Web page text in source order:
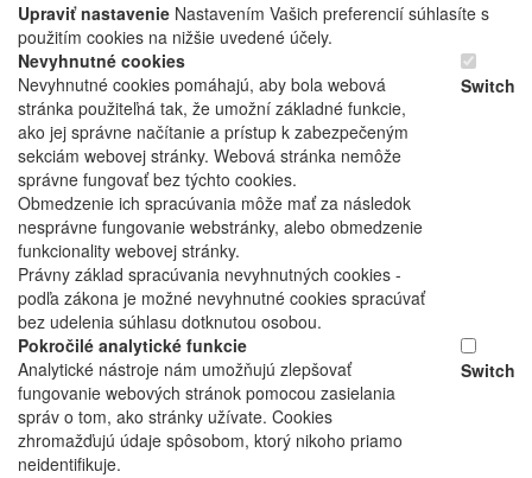
Upraviť nastavenie Nastavením Vašich preferencií súhlasíte s
použitím cookies na nižšie uvedené účely.
Nevyhnutné cookies
Nevyhnutné cookies pomáhajú, aby bola webová
stránka použiteľná tak, že umožní základné funkcie,
ako jej správne načítanie a prístup k zabezpečeným
sekciám webovej stránky. Webová stránka nemôže
správne fungovať bez týchto cookies.
Obmedzenie ich spracúvania môže mať za následok
nesprávne fungovanie webstránky, alebo obmedzenie
funkcionality webovej stránky.
Právny základ spracúvania nevyhnutných cookies -
podľa zákona je možné nevyhnutné cookies spracúvať
bez udelenia súhlasu dotknutou osobou.
Switch
Pokročilé analytické funkcie
Analytické nástroje nám umožňujú zlepšovať
fungovanie webových stránok pomocou zasielania
správ o tom, ako stránky užívate. Cookies
zhromažďujú údaje spôsobom, ktorý nikoho priamo
neidentifikuje.
Switch